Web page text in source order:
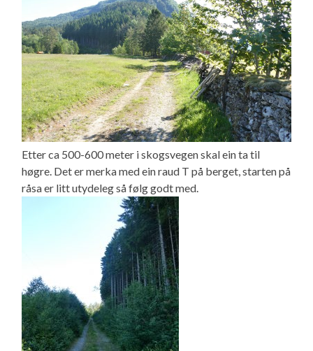
Etter ca 500-600 meter i skogsvegen skal ein ta til
høgre. Det er merka med ein raud T på berget, starten på
råsa er litt utydeleg så følg godt med.